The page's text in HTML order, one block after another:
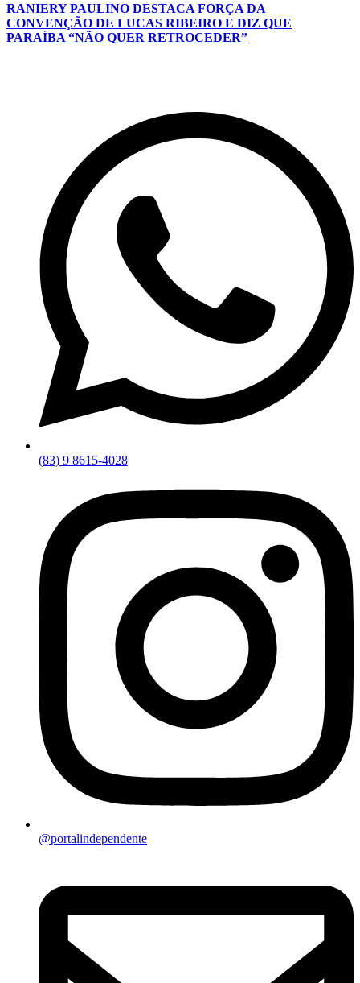
RANIERY PAULINO DESTACA FORÇA DA
CONVENÇÃO DE LUCAS RIBEIRO E DIZ QUE
PARAÍBA “NÃO QUER RETROCEDER”
(83) 9 8615-4028
@portalindependente